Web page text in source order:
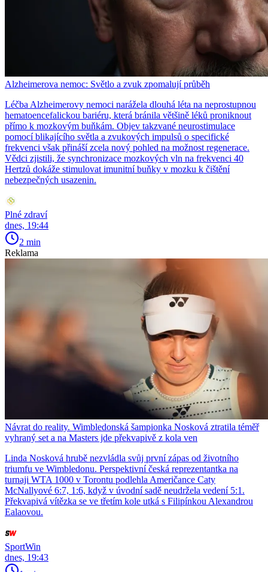
Alzheimerova nemoc: Světlo a zvuk zpomalují průběh
Léčba Alzheimerovy nemoci narážela dlouhá léta na neprostupnou
hematoencefalickou bariéru, která bránila většině léků proniknout
přímo k mozkovým buňkám. Objev takzvané neurostimulace
pomocí blikajícího světla a zvukových impulsů o specifické
frekvenci však přináší zcela nový pohled na možnost regenerace.
Vědci zjistili, že synchronizace mozkových vln na frekvenci 40
Hertzů dokáže stimulovat imunitní buňky v mozku k čištění
nebezpečných usazenin.
Plné zdraví
dnes, 19:44
2 min
Reklama
Návrat do reality. Wimbledonská šampionka Nosková ztratila téměř
vyhraný set a na Masters jde překvapivě z kola ven
Linda Nosková hrubě nezvládla svůj první zápas od životního
triumfu ve Wimbledonu. Perspektivní česká reprezentantka na
turnaji WTA 1000 v Torontu podlehla Američance Caty
McNallyové 6:7, 1:6, když v úvodní sadě neudržela vedení 5:1.
Překvapivá vítězka se ve třetím kole utká s Filipínkou Alexandrou
Ealaovou.
SportWin
dnes, 19:43